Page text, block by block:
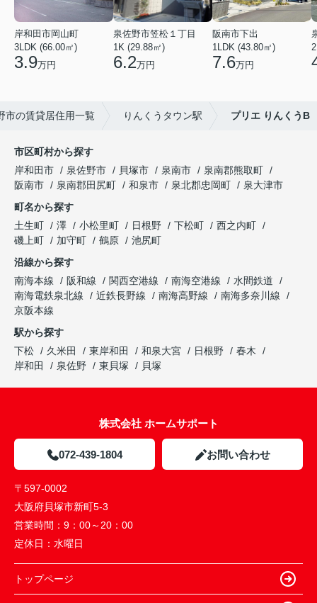
岸和田市岡山町
3LDK (66.00㎡)
3.9万円
泉佐野市笠松１丁目
1K (29.88㎡)
6.2万円
阪南市下出
1LDK (43.80㎡)
7.6万円
市の賃貸居住用一覧 りんくうタウン駅 プリエ りんくうB
市区町村から探す
岸和田市
泉佐野市 貝塚市 泉南市
泉南郡熊取町
阪南市
泉南郡田尻町 和泉市 泉北郡忠岡町
泉大津市
町名から探す
土生町
澤 小松里町 日根野 下松町
西之内町
磯上町
加守町 鶴原
池尻町
沿線から探す
南海本線
阪和線 関西空港線 南海空港線
水間鉄道
南海電鉄泉北線
近鉄長野線 南海高野線
南海多奈川線
京阪本線
駅から探す
下松
久米田 東岸和田 和泉大宮 日根野
春木
岸和田
泉佐野 東貝塚 貝塚
株式会社 ホームサポート
072-439-1804 お問い合わせ
〒597-0002
大阪府貝塚市新町5-3
営業時間： 9：00～20：00
定休日： 水曜日
トップページ